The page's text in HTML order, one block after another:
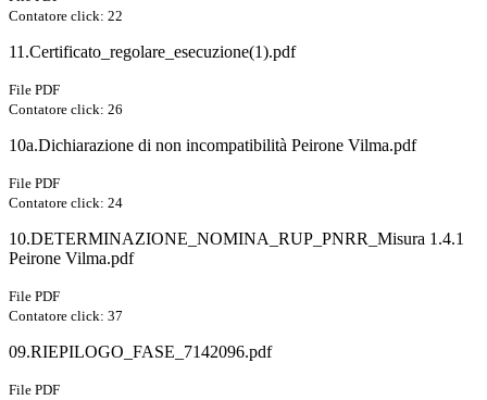
Contatore click: 22
11.Certificato_regolare_esecuzione(1).pdf
File PDF
Contatore click: 26
10a.Dichiarazione di non incompatibilità Peirone Vilma.pdf
File PDF
Contatore click: 24
10.DETERMINAZIONE_NOMINA_RUP_PNRR_Misura 1.4.1
Peirone Vilma.pdf
File PDF
Contatore click: 37
09.RIEPILOGO_FASE_7142096.pdf
File PDF